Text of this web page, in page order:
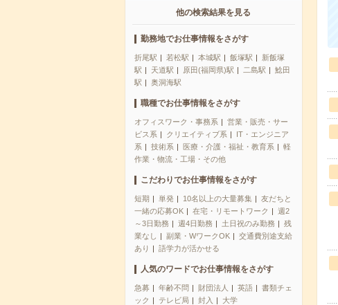
他の検索結果を見る
勤務地でお仕事情報をさがす
折尾駅 若松駅 本城駅 飯塚駅
新飯塚
駅
天道駅 原田(福岡県)駅 二島駅
鯰田
駅
奥洞海駅
職種でお仕事情報をさがす
オフィスワーク・事務系
営業・販売・サー
ビス系
クリエイティブ系
IT・エンジニア
系
技術系 医療・介護・福祉・教育系
軽
作業・物流・工場・その他
こだわりでお仕事情報をさがす
短期 単発 10名以上の大量募集
友だちと
一緒の応募OK
在宅・リモートワーク
週2
～3日勤務
週4日勤務 土日祝のみ勤務
残
業なし
副業・WワークOK
交通費別途支給
あり
語学力が活かせる
人気のワードでお仕事情報をさがす
急募 年齢不問 財団法人 英語
書類チェ
ック
テレビ局 封入 大学